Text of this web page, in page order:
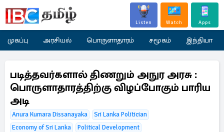
Listen Watch Apps
முகப்பு அரசியல் பொருளாதாரம் சமூகம் இந்தியா
படித்தவர்களால் திணறும் அநுர அரசு :
பொருளாதாரத்திற்கு விழப்போகும் பாரிய
அடி
Anura Kumara Dissanayaka
Sri Lanka Politician
Economy of Sri Lanka
Political Development